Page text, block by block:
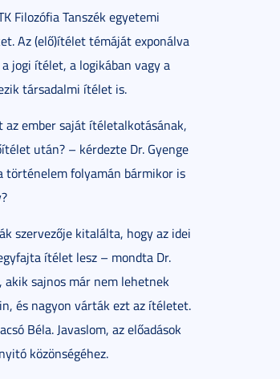
Filozófia Tanszék egyetemi
Az (elő)ítélet témáját exponálva
jogi ítélet, a logikában vagy a
társadalmi ítélet is.
ember saját ítéletalkotásának,
után? – kérdezte Dr. Gyenge
történelem folyamán bármikor is
szervezője kitalálta, hogy az idei
ítélet lesz – mondta Dr.
sajnos már nem lehetnek
és nagyon várták ezt az ítéletet.
Béla. Javaslom, az előadások
közönségéhez.